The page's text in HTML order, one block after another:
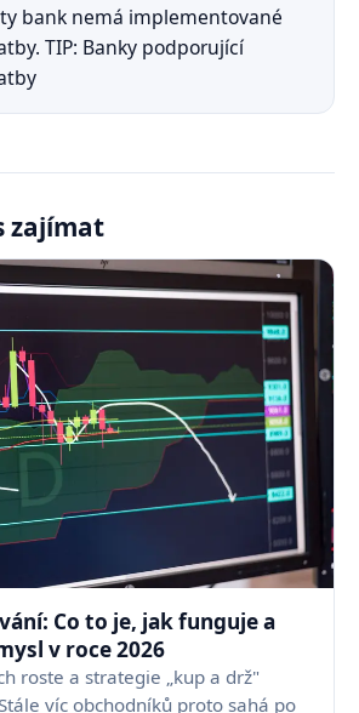
bank nemá implementované
TIP: Banky podporující
zajímat
Co to je, jak funguje a
v roce 2026
roste a strategie „kup a drž"
víc obchodníků proto sahá po